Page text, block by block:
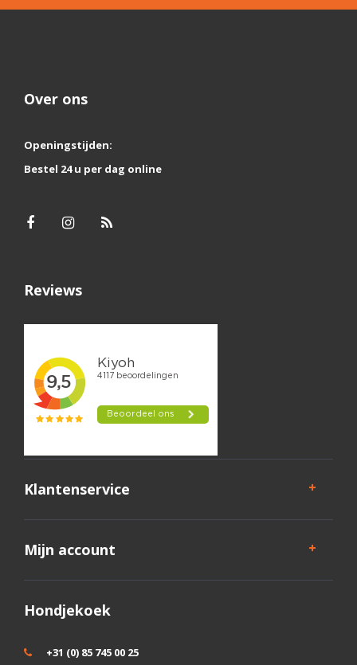
Over ons
Openingstijden:
Bestel 24 u per dag online
Reviews
Klantenservice
Mijn account
Hondjekoek
+31 (0) 85 745 00 25